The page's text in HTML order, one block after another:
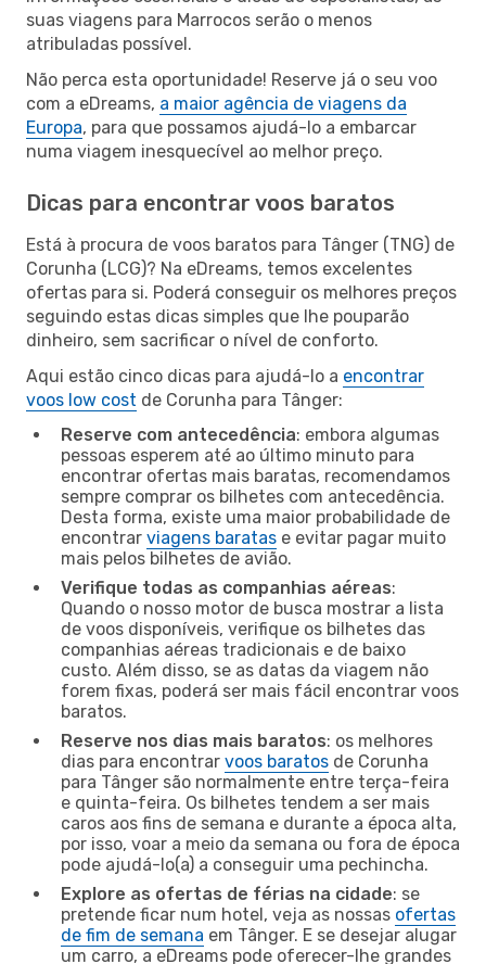
suas viagens para Marrocos serão o menos
atribuladas possível.
Não perca esta oportunidade! Reserve já o seu voo
com a eDreams, a maior agência de viagens da
Europa, para que possamos ajudá-lo a embarcar
numa viagem inesquecível ao melhor preço.
Dicas para encontrar voos baratos
Está à procura de voos baratos para Tânger (TNG) de
Corunha (LCG)? Na eDreams, temos excelentes
ofertas para si. Poderá conseguir os melhores preços
seguindo estas dicas simples que lhe pouparão
dinheiro, sem sacrificar o nível de conforto.
Aqui estão cinco dicas para ajudá-lo a encontrar
voos low cost de Corunha para Tânger:
Reserve com antecedência: embora algumas
pessoas esperem até ao último minuto para
encontrar ofertas mais baratas, recomendamos
sempre comprar os bilhetes com antecedência.
Desta forma, existe uma maior probabilidade de
encontrar viagens baratas e evitar pagar muito
mais pelos bilhetes de avião.
Verifique todas as companhias aéreas:
Quando o nosso motor de busca mostrar a lista
de voos disponíveis, verifique os bilhetes das
companhias aéreas tradicionais e de baixo
custo. Além disso, se as datas da viagem não
forem fixas, poderá ser mais fácil encontrar voos
baratos.
Reserve nos dias mais baratos: os melhores
dias para encontrar voos baratos de Corunha
para Tânger são normalmente entre terça-feira
e quinta-feira. Os bilhetes tendem a ser mais
caros aos fins de semana e durante a época alta,
por isso, voar a meio da semana ou fora de época
pode ajudá-lo(a) a conseguir uma pechincha.
Explore as ofertas de férias na cidade: se
pretende ficar num hotel, veja as nossas ofertas
de fim de semana em Tânger. E se desejar alugar
um carro, a eDreams pode oferecer-lhe grandes